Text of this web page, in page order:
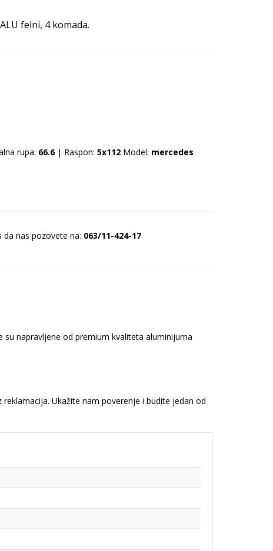
felni, 4 komada.
rupa: 66.6| Raspon: 5x112Model: mercedes
nas pozovete na: 063/11-424-17
napravljene od premium kvaliteta aluminijuma
Ukažite nam poverenje i budite jedan od